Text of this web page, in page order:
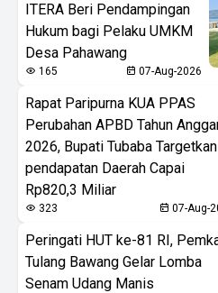
ITERA Beri Pendampingan
Hukum bagi Pelaku UMKM
Desa Pahawang
165 07-Aug-2026
Rapat Paripurna KUA PPAS
Perubahan APBD Tahun
2026, Bupati Tubaba Targetkan
pendapatan Daerah Capai
Rp820,3 Miliar
323 07-Aug-
Peringati HUT ke-81 RI,
Tulang Bawang Gelar Lomba
Senam Udang Manis